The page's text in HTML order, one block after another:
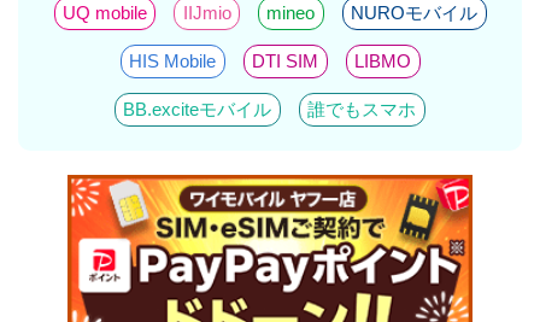
UQ mobile IIJmio mineo NUROモバイル
HIS Mobile DTI SIM LIBMO
BB.exciteモバイル 誰でもスマホ